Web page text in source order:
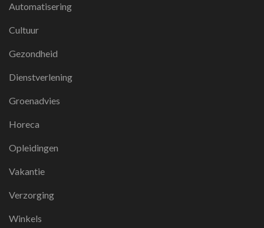
Automatisering
Cultuur
Gezondheid
Dienstverlening
Groenadvies
Horeca
Opleidingen
Vakantie
Verzorging
Winkels